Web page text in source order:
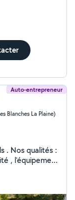
Auto-entrepreneur
Blanches La Plaine)
: